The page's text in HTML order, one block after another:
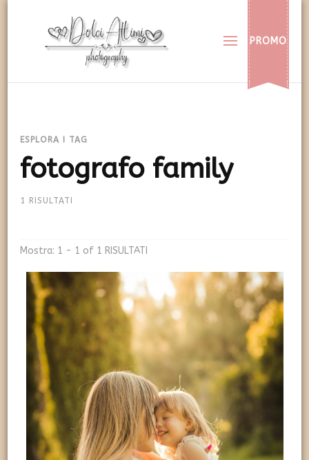
Dolci Attimi
Rendiamo immortali i vostri dolci momenti
PROMO
ESPLORA I TAG
fotografo family
1 RISULTATI
Mostra: 1 - 1 of 1 RISULTATI